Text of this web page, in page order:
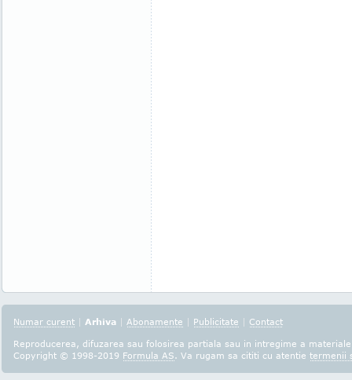
Numar curent | Arhiva | Abonamente | Publicitate | Contact
Reproducerea, difuzarea sau folosirea partiala sau in intregime a
Copyright © 1998-2019 Formula AS. Va rugam sa cititi cu atentie termenii